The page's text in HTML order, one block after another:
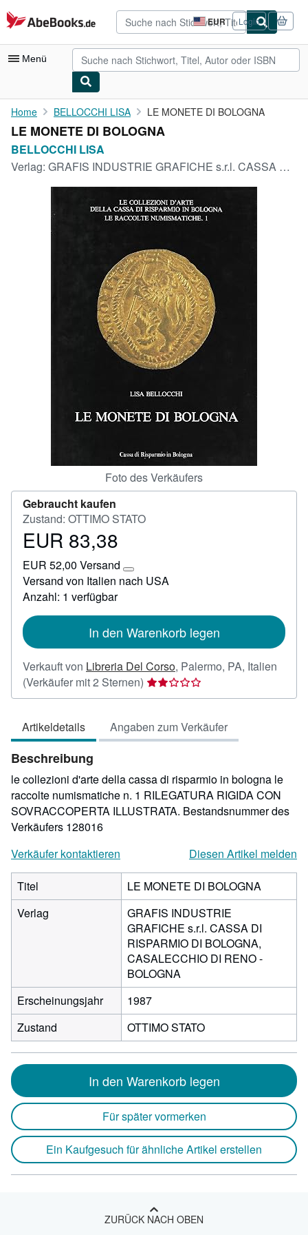
Zum Hauptinhalt
AbeBooks.de EUR
Seite
der
Einkaufseinstellungen.
Login
Menü
Nutzerkonto
Meine Bestellungen
Antiquarische Bücher
Kunst & Sammlerstücke
SCHLIESSEN
Home BELLOCCHI LISA LE MONETE DI BOLOGNA
LE MONETE DI BOLOGNA
BELLOCCHI LISA
Verlag: GRAFIS INDUSTRIE GRAFICHE s.r.l. CASSA DI RISPARMIO DI BOLOGNA, CASALECCHIO DI RENO - BOLOGNA, 1987
Foto des Verkäufers
Gebraucht kaufen
Zustand: OTTIMO STATO
Preis
83,38
EUR 83,38
EUR 52,00 Versand
Weitere
Informationen
Versand von Italien nach USA
Anzahl: 1 verfügbar
In den Warenkorb legen
Verkauft von Libreria Del Corso, Palermo, PA, Italien
(Verkäufer mit 2 Sternen) Verkäuferbewertung
2
5
Sternen
Artikeldetails Angaben zum Verkäufer
Beschreibung
le collezioni d'arte della cassa di risparmio in bologna le
raccolte numismatiche n. 1 RILEGATURA RIGIDA CON
SOVRACCOPERTA ILLUSTRATA. Bestandsnummer des
Verkäufers 128016
Verkäufer kontaktieren
Diesen Artikel melden
Titel
LE MONETE DI BOLOGNA
Verlag
GRAFIS INDUSTRIE
GRAFICHE s.r.l. CASSA DI
RISPARMIO DI BOLOGNA,
CASALECCHIO DI RENO -
BOLOGNA
Erscheinungsjahr
1987
Zustand
OTTIMO STATO
In den Warenkorb legen
Für später vormerken
Ein Kaufgesuch für ähnliche Artikel erstellen
ZURÜCK NACH OBEN